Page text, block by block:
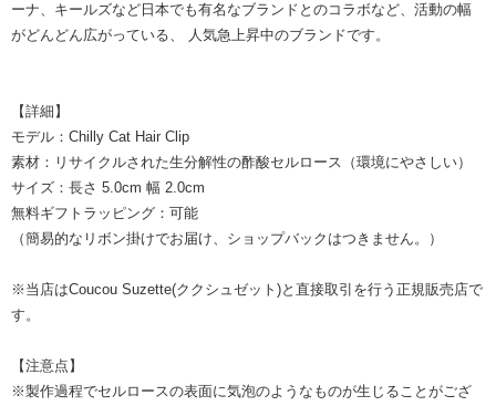
ーナ、キールズなど日本でも有名なブランドとのコラボなど、活動の幅
がどんどん広がっている、 人気急上昇中のブランドです。
【詳細】
モデル：Chilly Cat Hair Clip
素材：リサイクルされた生分解性の酢酸セルロース（環境にやさしい）
サイズ：長さ 5.0cm 幅 2.0cm
無料ギフトラッピング：可能
（簡易的なリボン掛けでお届け、ショップバックはつきません。）
※当店はCoucou Suzette(ククシュゼット)と直接取引を行う正規販売店で
す。
【注意点】
※製作過程でセルロースの表面に気泡のようなものが生じることがござ